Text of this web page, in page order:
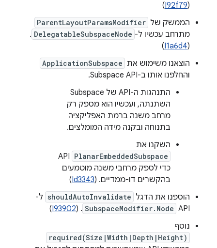
(I92f79)
הממשק של ParentLayoutParamsModifier
מתרחב עכשיו ל- DelegatableSubspaceNode
.
(
I1a6d4
)
הוצאנו משימוש את ApplicationSubspace
והחלפנו אותו ב-Subspace API.
התנהגות ה-API של Subspace
השתנתה, ועכשיו הוא מספק רק
מרחב משנה ברמת האפליקציה
בתנוחה ובקנה מידה המומלצים.
השקנו את
PlanarEmbeddedSubspace
API
כדי לספק מרחבי משנה מוטמעים
בהקשרים דו-ממדיים. (Id3343
)
הוספנו את הדגל shouldAutoInvalidate ל-
API‏
SubspaceModifier.Node
. (
I93902
)
נוסף
required(Size|Width|Depth|Height)